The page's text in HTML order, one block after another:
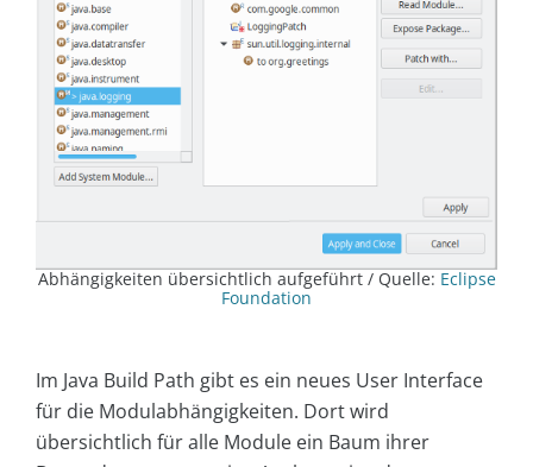
Abhängigkeiten übersichtlich aufgeführt / Quelle: Eclipse
Foundation
Im Java Build Path gibt es ein neues User Interface
für die Modulabhängigkeiten. Dort wird
übersichtlich für alle Module ein Baum ihrer